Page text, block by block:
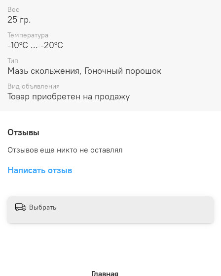
Вес
25 гр.
Температура
-10°C ... -20°C
Тип
Мазь скольжения, Гоночный порошок
Вид объявления
Товар приобретен на продажу
Отзывы
Отзывов еще никто не оставлял
Написать отзыв
Выбрать
Главная